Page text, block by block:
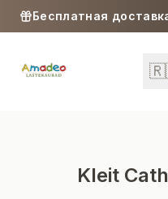
Skip to content
Бесплатная
Kleit